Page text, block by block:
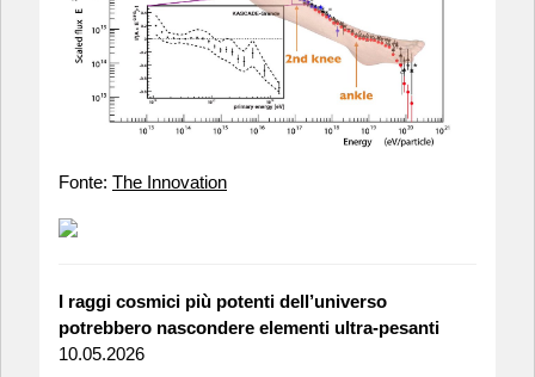
Fonte: The Innovation
I raggi cosmici più potenti dell’universo
potrebbero nascondere elementi ultra-pesanti
10.05.2026